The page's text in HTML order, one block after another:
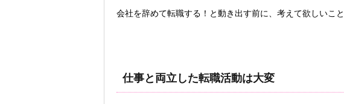
会社を辞めて転職する！と動き出す前に、考えて欲しいこ
仕事と両立した転職活動は大変